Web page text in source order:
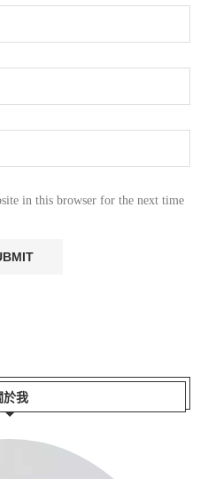
in this browser for the next time
於我